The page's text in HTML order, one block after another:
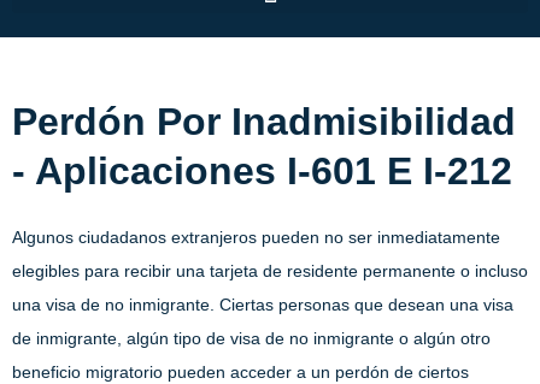
Perdón Por Inadmisibilidad
- Aplicaciones I-601 E I-212
Algunos ciudadanos extranjeros pueden no ser inmediatamente
elegibles para recibir una tarjeta de residente permanente o incluso
una visa de no inmigrante. Ciertas personas que desean una visa
de inmigrante, algún tipo de visa de no inmigrante o algún otro
beneficio migratorio pueden acceder a un perdón de ciertos